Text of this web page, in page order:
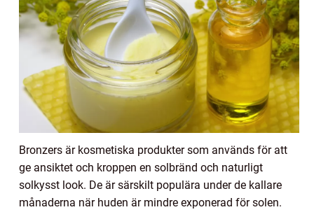
Bronzers är kosmetiska produkter som används för att
ge ansiktet och kroppen en solbränd och naturligt
solkysst look. De är särskilt populära under de kallare
månaderna när huden är mindre exponerad för solen.